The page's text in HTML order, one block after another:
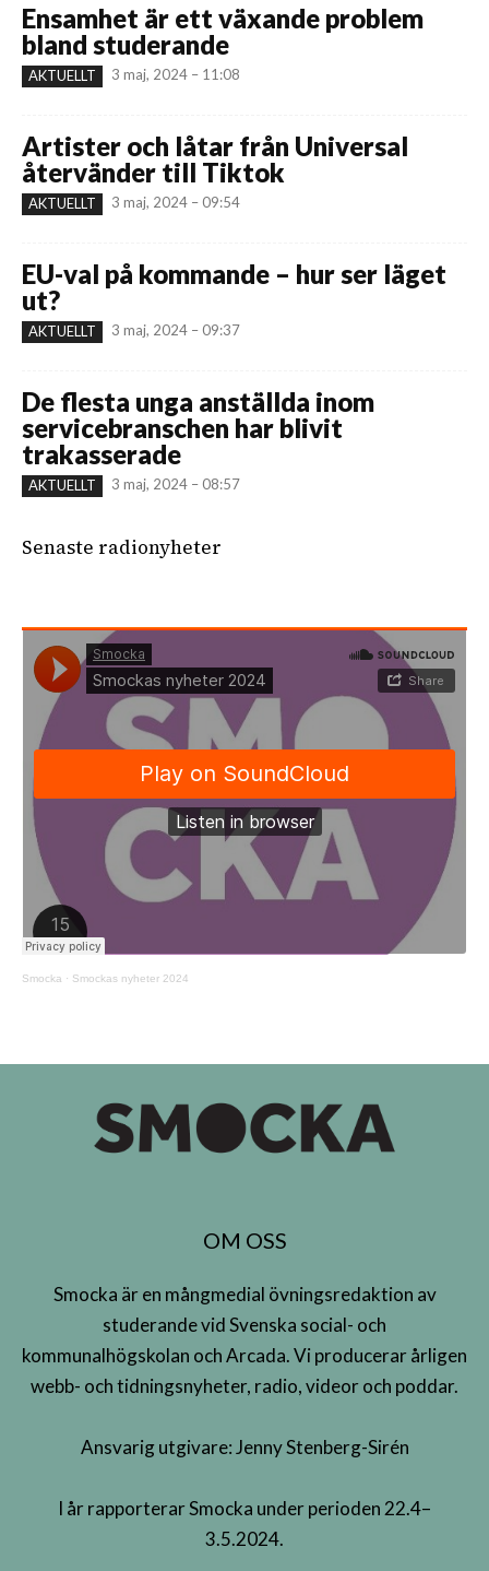
Ensamhet är ett växande problem
bland studerande
AKTUELLT 3 maj, 2024 – 11:08
Artister och låtar från Universal
återvänder till Tiktok
AKTUELLT 3 maj, 2024 – 09:54
EU-val på kommande – hur ser läget
ut?
AKTUELLT 3 maj, 2024 – 09:37
De flesta unga anställda inom
servicebranschen har blivit
trakasserade
AKTUELLT 3 maj, 2024 – 08:57
Senaste radionyheter
Smocka · Smockas nyheter 2024
OM OSS
Smocka är en mångmedial övningsredaktion av
studerande vid Svenska social- och
kommunalhögskolan och Arcada. Vi producerar årligen
webb- och tidningsnyheter, radio, videor och poddar.
Ansvarig utgivare: Jenny Stenberg-Sirén
I år rapporterar Smocka under perioden 22.4–
3.5.2024.